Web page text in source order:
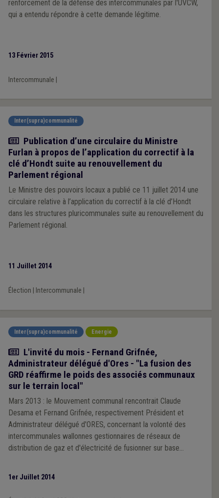
renforcement de la défense des intercommunales par l'UVCW,
qui a entendu répondre à cette demande légitime.
13 Février 2015
Intercommunale
Inter(supra)communalité
Actualité
Publication d’une circulaire du Ministre
Furlan à propos de l’application du correctif à la
clé d’Hondt suite au renouvellement du
Parlement régional
Le Ministre des pouvoirs locaux a publié ce 11 juillet 2014 une
circulaire relative à l’application du correctif à la clé d’Hondt
dans les structures pluricommunales suite au renouvellement du
Parlement régional.
11 Juillet 2014
Élection Intercommunale
Inter(supra)communalité Energie
Article
L'invité du mois - Fernand Grifnée,
Administrateur délégué d'Ores - "La fusion des
GRD réaffirme le poids des associés communaux
sur le terrain local"
Mars 2013 : le Mouvement communal rencontrait Claude
Desama et Fernand Grifnée, respectivement Président et
Administrateur délégué d'ORES, concernant la volonté des
intercommunales wallonnes gestionnaires de réseaux de
distribution de gaz et d'électricité de fusionner sur base
secteur, de fusionner au sein d'une nouvelle structure "ORES
1er Juillet 2014